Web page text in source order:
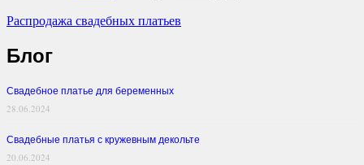
Распродажа свадебных платьев
Блог
Свадебное платье для беременных
28.06.2024
Свадебные платья с кружевным декольте
20.06.2024